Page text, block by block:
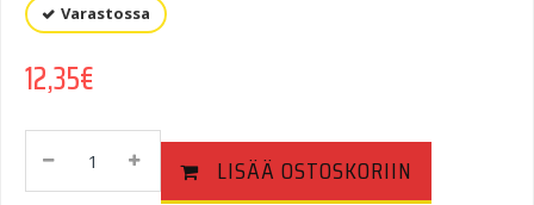
Varastossa
12,35€
LISÄÄ OSTOSKORIIN